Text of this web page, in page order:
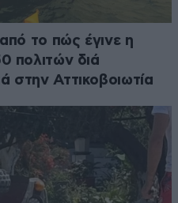
από το πώς έγινε η
πολιτών διά
στην Αττικοβοιωτία